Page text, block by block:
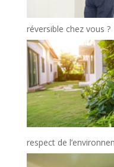
réversible chez vous ?
respect de